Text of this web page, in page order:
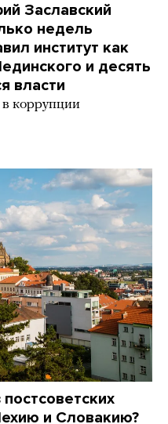
Заславский
недель
институт как
и десять
власти
в коррупции
и Словакию?